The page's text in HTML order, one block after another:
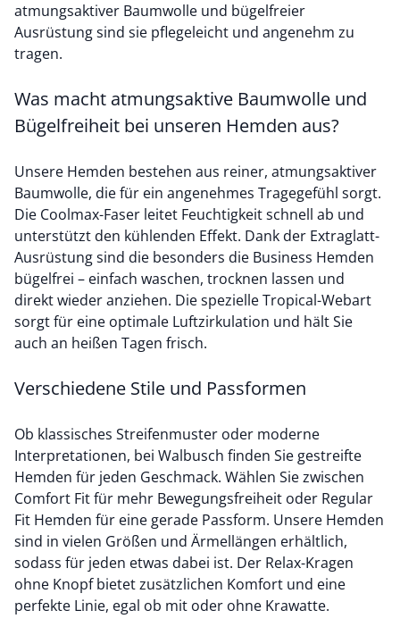
atmungsaktiver Baumwolle und bügelfreier
Ausrüstung sind sie pflegeleicht und angenehm zu
tragen.
Was macht atmungsaktive Baumwolle und
Bügelfreiheit bei unseren Hemden aus?
Unsere Hemden
Baumwolle, die für ein angenehmes Tragegefühl sorgt.
Die Coolmax-Faser leitet Feuchtigkeit schnell ab und
unterstützt den kühlenden Effekt. Dank der Extraglatt-
Ausrüstung sind die besonders die
bügelfrei – einfach waschen, trocknen lassen und
direkt wieder anziehen. Die spezielle Tropical-Webart
sorgt für eine optimale Luftzirkulation und hält Sie
auch an heißen Tagen frisch.
Verschiedene Stile und Passformen
Ob klassisches Streifenmuster oder moderne
Interpretationen, bei Walbusch finden Sie gestreifte
Hemden für jeden Geschmack. Wählen Sie zwischen
Comfort Fit für mehr Bewegungsfreiheit oder
Fit Hemden für eine gerade Passform. Unsere Hemden
sind in vielen Größen und Ärmellängen erhältlich,
sodass für jeden etwas dabei ist. Der Relax-Kragen
ohne Knopf bietet zusätzlichen Komfort und eine
perfekte Linie, egal ob mit oder ohne Krawatte.